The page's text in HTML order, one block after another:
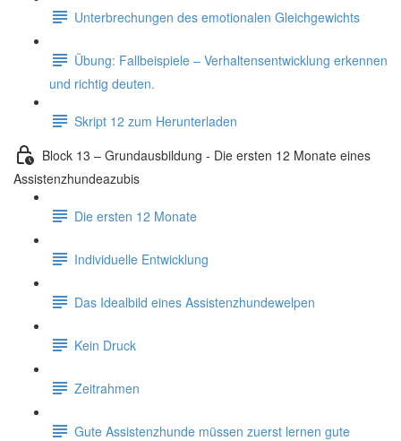
Unterbrechungen des emotionalen Gleichgewichts
Übung: Fallbeispiele – Verhaltensentwicklung erkennen
und richtig deuten.
Skript 12 zum Herunterladen
Block 13 – Grundausbildung - Die ersten 12 Monate eines
Assistenzhundeazubis
Die ersten 12 Monate
Individuelle Entwicklung
Das Idealbild eines Assistenzhundewelpen
Kein Druck
Zeitrahmen
Gute Assistenzhunde müssen zuerst lernen gute